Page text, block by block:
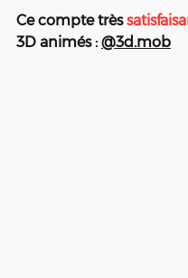
Ce compte très
3D animés : @3d.mob